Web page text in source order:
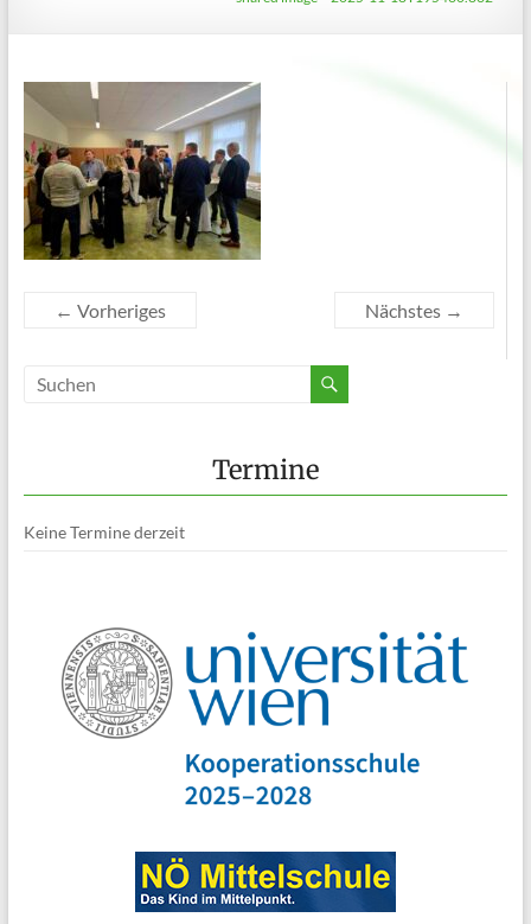
← Vorheriges Nächstes →
Termine
Keine Termine derzeit